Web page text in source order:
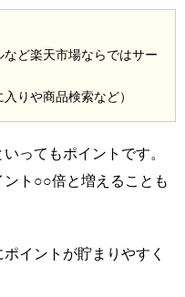
など楽天市場ならではサー
りや商品検索など）
ってもポイントです。
ト○○倍と増えることも
イントが貯まりやすく